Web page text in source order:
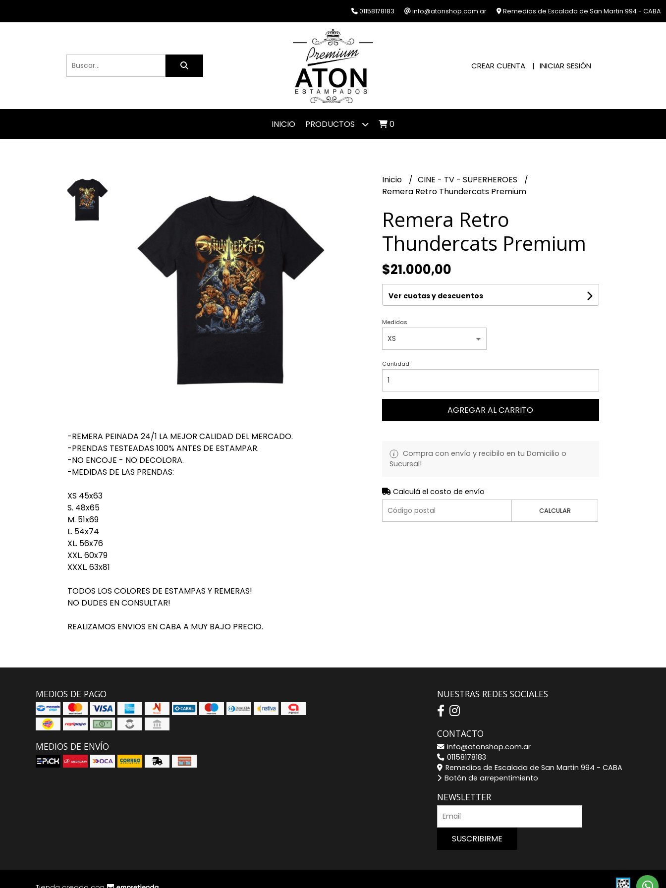
01158178183 info@atonshop.com.ar Remedios de Escalada de San Martin 994 - CABA
CREAR CUENTA INICIAR SESIÓN
INICIO PRODUCTOS 0
-REMERA PEINADA 24/1 LA MEJOR CALIDAD DEL MERCADO.
-PRENDAS TESTEADAS 100% ANTES DE ESTAMPAR.
-NO ENCOJE - NO DECOLORA.
-MEDIDAS DE LAS PRENDAS:
XS 45x63
S. 48x65
M. 51x69
L. 54x74
XL. 56x76
XXL. 60x79
XXXL. 63x81
TODOS LOS COLORES DE ESTAMPAS Y REMERAS!
NO DUDES EN CONSULTAR!
REALIZAMOS ENVIOS EN CABA A MUY BAJO PRECIO.
Inicio
CINE - TV - SUPERHEROES
Remera Retro Thundercats Premium
Remera Retro
Thundercats Premium
$21.000,00
Ver cuotas y descuentos
Medidas
Cantidad
AGREGAR AL CARRITO
Compra con envío y recibilo en tu Domicilio o
Sucursal!
Calculá el costo de envío
CALCULAR
MEDIOS DE PAGO
MEDIOS DE ENVÍO
NUESTRAS REDES SOCIALES
CONTACTO
info@atonshop.com.ar
01158178183
Remedios de Escalada de San Martin 994 - CABA
Botón de arrepentimiento
NEWSLETTER
SUSCRIBIRME